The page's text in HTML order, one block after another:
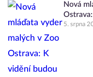
Nová
5. srpna